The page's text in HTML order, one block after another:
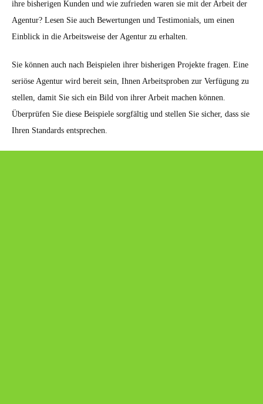
ihre bisherigen Kunden und wie zufrieden waren sie mit der Arbeit der
Agentur? Lesen Sie auch Bewertungen und Testimonials, um einen
Einblick in die Arbeitsweise der Agentur zu erhalten.
Sie können auch nach Beispielen ihrer bisherigen Projekte fragen. Eine
seriöse Agentur wird bereit sein, Ihnen Arbeitsproben zur Verfügung zu
stellen, damit Sie sich ein Bild von ihrer Arbeit machen können.
Überprüfen Sie diese Beispiele sorgfältig und stellen Sie sicher, dass sie
Ihren Standards entsprechen.